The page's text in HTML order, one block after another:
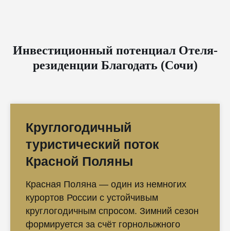
Инвестиционный потенциал Отеля-
резиденции Благодать (Сочи)
Круглогодичный
туристический поток
Красной Поляны
Красная Поляна — один из немногих
курортов России с устойчивым
круглогодичным спросом. Зимний сезон
формируется за счёт горнолыжного